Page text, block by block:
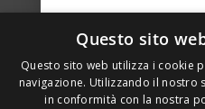
Questo sito
Questo sito web utilizza i cookie
navigazione. Utilizzando il nostro
in conformità con la nostra